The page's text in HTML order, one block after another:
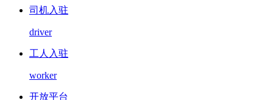
司机入驻
driver
工人入驻
worker
开放平台